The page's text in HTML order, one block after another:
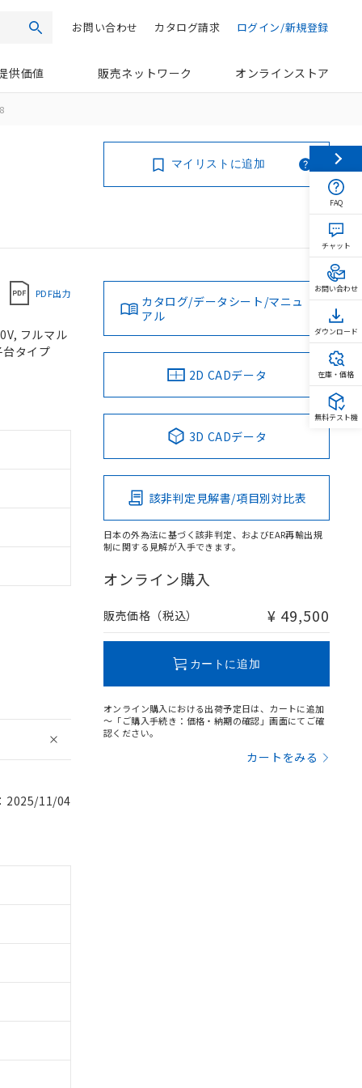
検索 ログイン/新規登録
カタログ請求
お問い合わせ
供価値 販売ネットワーク オンラインストア
マイリストに追加
PDF出力
フルマル
タイプ
2025/11/04
カタログ/データシート/マニュ
アル
2D CADデータ
3D CADデータ
該非判定見解書/項目別対比表
日本の外為法に基づく該非判定、およびEAR再輸出規
制に関する見解が入手できます。
オンライン購入
販売価格（税込） ¥ 49,500
カートに追加
オンライン購入における出荷予定日は、カートに追加
～「ご購入手続き：価格・納期の確認」画面にてご確
認ください。
カートをみる
FAQ
チャット
お問い合わせ
ダウンロード
在庫・価格
無料テスト機